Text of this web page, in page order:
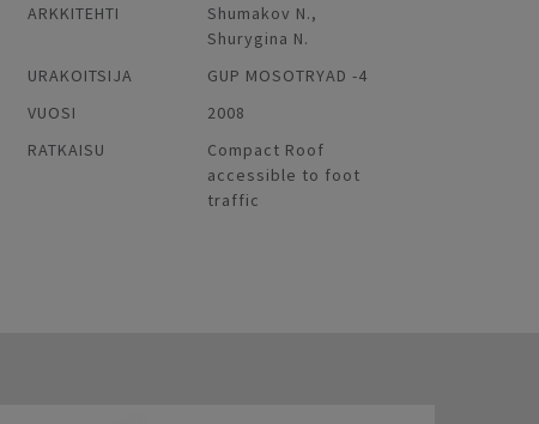
ARKKITEHTI
Shumakov N.,
Shurygina N.
URAKOITSIJA
GUP MOSOTRYAD -4
VUOSI
2008
RATKAISU
Compact Roof
accessible to foot
traffic